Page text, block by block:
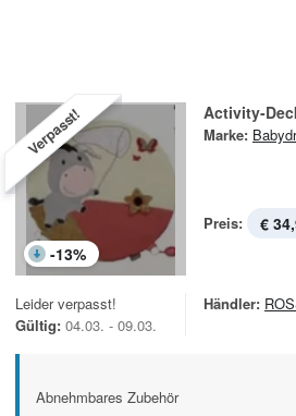
Verpasst!
-13%
Activity-
Marke:
Preis: €
Leider verpasst!
Gültig: 04.03. - 09.03.
Händler:
Abnehmbares Zubehör